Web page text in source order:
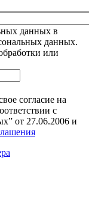
данных в
данных.
или
согласие на
с
от 27.06.2006 и